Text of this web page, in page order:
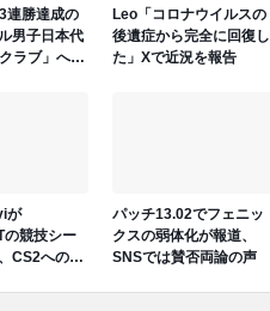
連勝達成の
男子日本代
ラブ」へ招
Leo「コロナウイルスの
後遺症から完全に回復し
た」Xで近況を報告
が
の競技シー
CS2への移
パッチ13.02でフェニッ
クスの弱体化が報道、
SNSでは賛否両論の声